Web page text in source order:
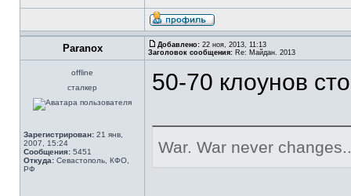
Paranox Добавлено: 22 ноя, 2013, 11:13
Заголовок сообщения: Re: Майдан. 2013
offline
сталкер
Зарегистрирован: 21 янв,
2007, 15:24
Сообщения: 5451
Откуда: Севастополь, КФО,
РФ
50-70 клоунов
War. War never